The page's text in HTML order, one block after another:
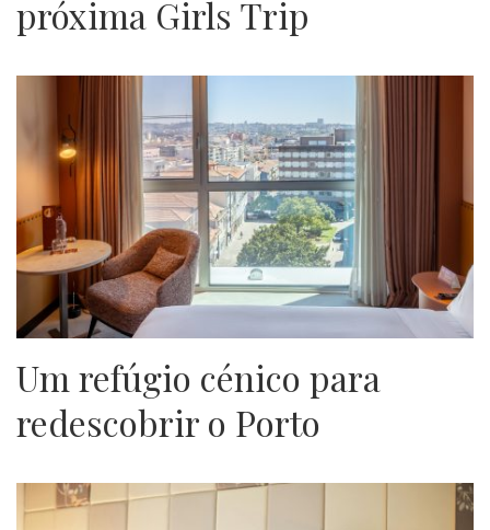
próxima Girls Trip
Um refúgio cénico para
redescobrir o Porto